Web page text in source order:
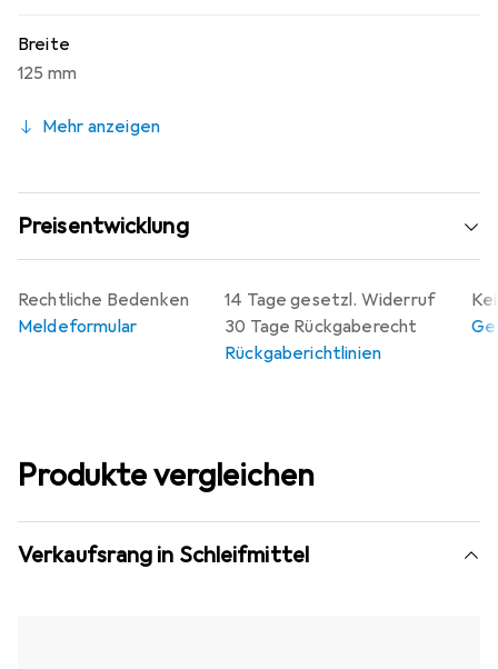
Breite
125 mm
Mehr anzeigen
Preisentwicklung
14 Tage gesetzl. Widerruf
30 Tage Rückgaberecht
Rückgaberichtlinien
Rechtliche Bedenken
Meldeformular
Produkte vergleichen
Verkaufsrang in Schleifmittel